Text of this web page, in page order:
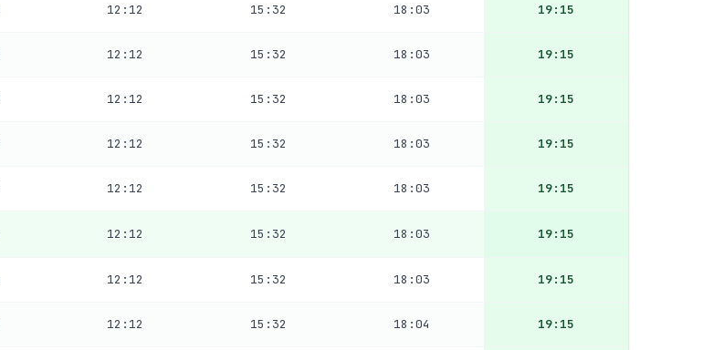
12:12 15:32 18:03 19:15
12:12 15:32 18:03 19:15
12:12 15:32 18:03 19:15
12:12 15:32 18:03 19:15
12:12 15:32 18:03 19:15
12:12 15:32 18:03 19:15
12:12 15:32 18:03 19:15
12:12 15:32 18:04 19:15